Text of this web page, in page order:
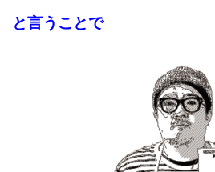
と言うことで